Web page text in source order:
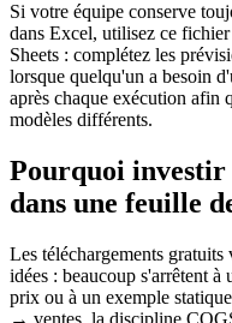
Si votre équipe conserve
dans Excel, utilisez ce
Sheets : complétez les
lorsque quelqu'un a besoin
après chaque exécution afin
modèles différents.
Pourquoi investir
dans une feuille
Les téléchargements gratuits
idées : beaucoup s'arrêtent à
prix ou à un exemple statique
→ ventes , la discipline